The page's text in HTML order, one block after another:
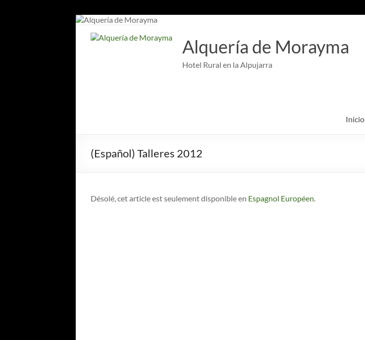
Aller
contenu
Alquería de Morayma
Hotel Rural en la Alpujarra
Inicio
(Español) Talleres 2012
Désolé, cet article est seulement disponible en Espagnol Européen.